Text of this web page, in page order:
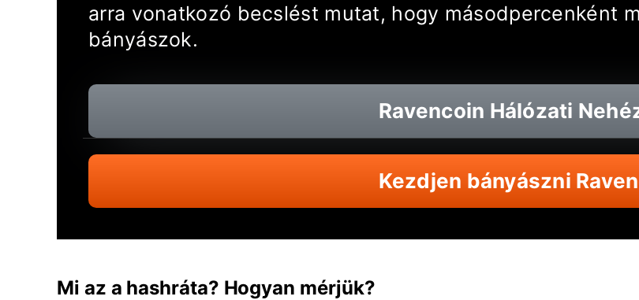
arra vonatkozó becslést mutat, hogy másodpercenként
bányászok.
Ravencoin Hálózati
Kezdjen bányászni
Mi az a hashráta? Hogyan mérjük?